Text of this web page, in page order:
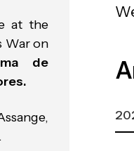
at the
War on
de